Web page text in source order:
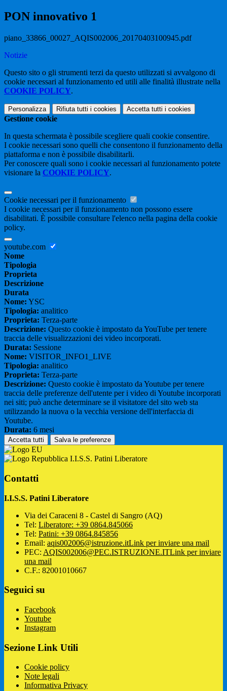
PON innovativo 1
piano_33866_00027_AQIS002006_20170403100945.pdf
Notizie
Questo sito o gli strumenti terzi da questo utilizzati si avvalgono di
cookie necessari al funzionamento ed utili alle finalità illustrate nella
COOKIE POLICY.
Personalizza Rifiuta tutti i cookies Accetta tutti i cookies
Gestione cookie
In questa schermata è possibile scegliere quali cookie consentire.
I cookie necessari sono quelli che consentono il funzionamento della
piattaforma e non è possibile disabilitarli.
Per conoscere quali sono i cookie necessari al funzionamento potete
visionare la COOKIE POLICY.
Cookie necessari per il funzionamento
I cookie necessari per il funzionamento non possono essere
disabilitati. È possibile consultare l'elenco nella pagina della cookie
policy.
youtube.com
Nome
Tipologia
Proprieta
Descrizione
Durata
Nome: YSC
Tipologia: analitico
Proprieta: Terza-parte
Descrizione: Questo cookie è impostato da YouTube per tenere
traccia delle visualizzazioni dei video incorporati.
Durata: Sessione
Nome: VISITOR_INFO1_LIVE
Tipologia: analitico
Proprieta: Terza-parte
Descrizione: Questo cookie è impostato da Youtube per tenere
traccia delle preferenze dell'utente per i video di Youtube incorporati
nei siti; può anche determinare se il visitatore del sito web sta
utilizzando la nuova o la vecchia versione dell'interfaccia di
Youtube.
Durata: 6 mesi
Accetta tutti Salva le preferenze
I.I.S.S. Patini Liberatore
Contatti
I.I.S.S. Patini Liberatore
Via dei Caraceni 8 - Castel di Sangro (AQ)
Tel: Liberatore: +39 0864.845066
Tel: Patini: +39 0864.845856
Email: aqis002006@istruzione.itLink per inviare una mail
PEC: AQIS002006@PEC.ISTRUZIONE.ITLink per inviare
una mail
C.F.: 82001010667
Seguici su
Facebook
Youtube
Instagram
Sezione Link Utili
Cookie policy
Note legali
Informativa Privacy